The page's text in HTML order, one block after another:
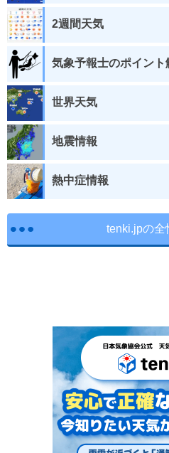
2週間天気
気象予報士のポイント
世界天気
地震情報
熱中症情報
tenki.jpの全